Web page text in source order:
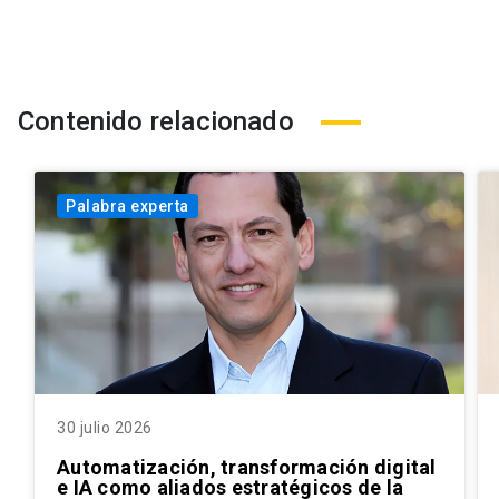
Contenido relacionado
Palabra experta
30 julio 2026
Automatización, transformación digital
e IA como aliados estratégicos de la